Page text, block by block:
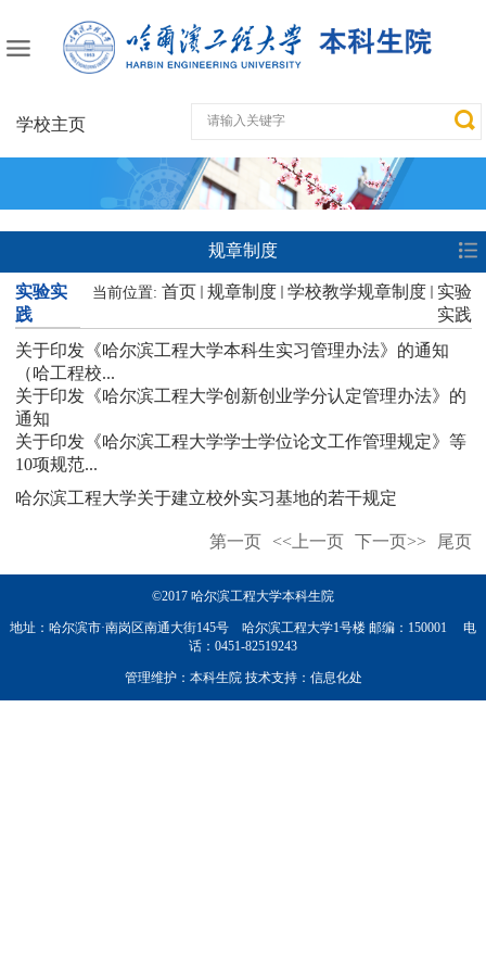
学校主页
规章制度
实验实
践
当前位置: 首页 规章制度 学校教学规章制度
实验
实践
关于印发《哈尔滨工程大学本科生实习管理办法》的通知
（哈工程校...
关于印发《哈尔滨工程大学创新创业学分认定管理办法》的
通知
关于印发《哈尔滨工程大学学士学位论文工作管理规定》等
10项规范...
哈尔滨工程大学关于建立校外实习基地的若干规定
第一页 <<上一页 下一页>> 尾页
©2017 哈尔滨工程大学本科生院
地址：哈尔滨市·南岗区南通大街145号 哈尔滨工程大学1号楼 邮编：150001 电
话：0451-82519243
管理维护：本科生院 技术支持：信息化处